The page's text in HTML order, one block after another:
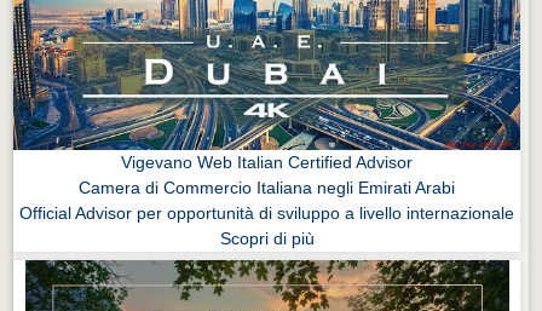
Vigevano Web Italian Certified Advisor
Camera di Commercio Italiana negli Emirati Arabi
Official Advisor per opportunità di sviluppo a livello internazionale
Scopri di più